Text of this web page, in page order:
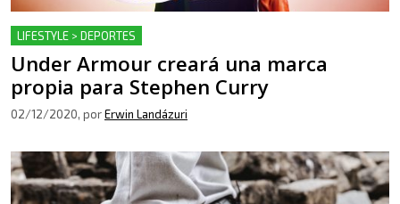
LIFESTYLE > DEPORTES
Under Armour creará una marca
propia para Stephen Curry
02/12/2020, porErwin Landázuri